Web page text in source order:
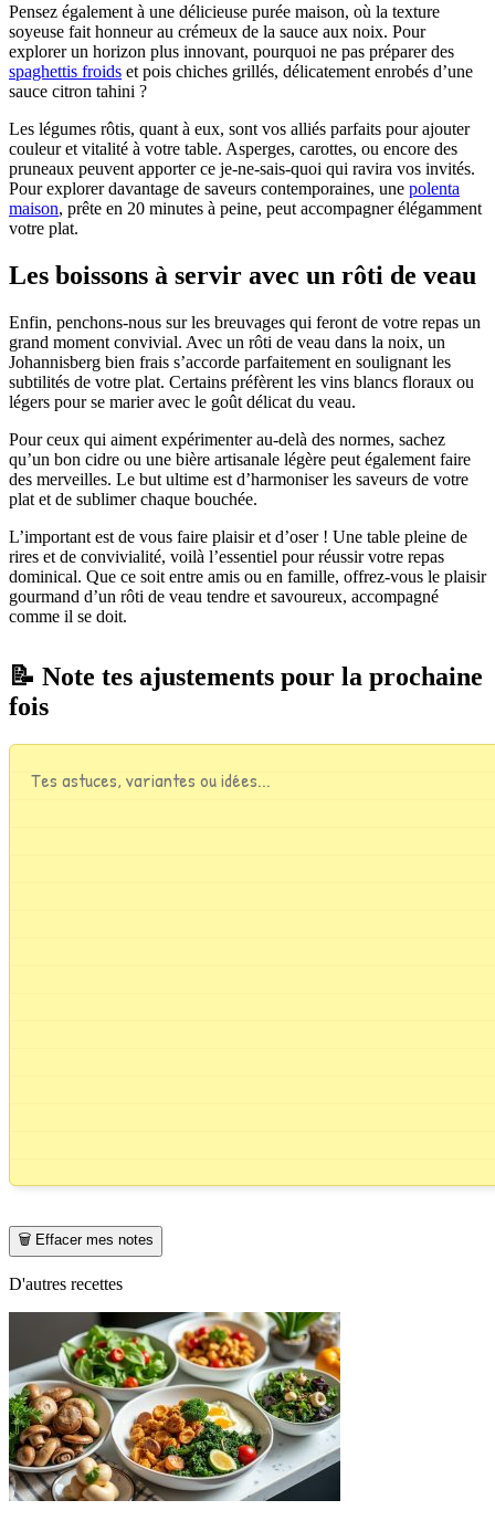
Pensez également à une délicieuse purée maison, où la texture
soyeuse fait honneur au crémeux de la sauce aux noix. Pour
explorer un horizon plus innovant, pourquoi ne pas préparer des
spaghettis froids et pois chiches grillés, délicatement enrobés d’une
sauce citron tahini ?
Les légumes rôtis, quant à eux, sont vos alliés parfaits pour ajouter
couleur et vitalité à votre table. Asperges, carottes, ou encore des
pruneaux peuvent apporter ce je-ne-sais-quoi qui ravira vos invités.
Pour explorer davantage de saveurs contemporaines, une polenta
maison, prête en 20 minutes à peine, peut accompagner élégamment
votre plat.
Les boissons à servir avec un rôti de veau
Enfin, penchons-nous sur les breuvages qui feront de votre repas un
grand moment convivial. Avec un rôti de veau dans la noix, un
Johannisberg bien frais s’accorde parfaitement en soulignant les
subtilités de votre plat. Certains préfèrent les vins blancs floraux ou
légers pour se marier avec le goût délicat du veau.
Pour ceux qui aiment expérimenter au-delà des normes, sachez
qu’un bon cidre ou une bière artisanale légère peut également faire
des merveilles. Le but ultime est d’harmoniser les saveurs de votre
plat et de sublimer chaque bouchée.
L’important est de vous faire plaisir et d’oser ! Une table pleine de
rires et de convivialité, voilà l’essentiel pour réussir votre repas
dominical. Que ce soit entre amis ou en famille, offrez-vous le plaisir
gourmand d’un rôti de veau tendre et savoureux, accompagné
comme il se doit.
📝 Note tes ajustements pour la prochaine
fois
🗑️ Effacer mes notes
D'autres recettes